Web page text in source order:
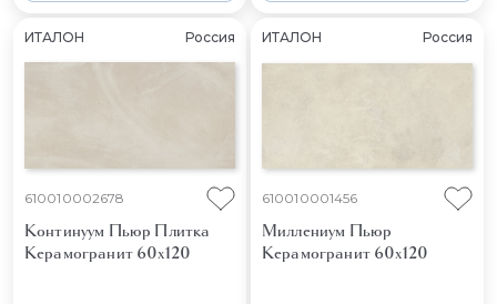
ИТАЛОН Россия
610010002678
Континуум Пьюр Плитка
Керамогранит 60x120
ИТАЛОН Россия
610010001456
Миллениум Пьюр
Керамогранит 60x120